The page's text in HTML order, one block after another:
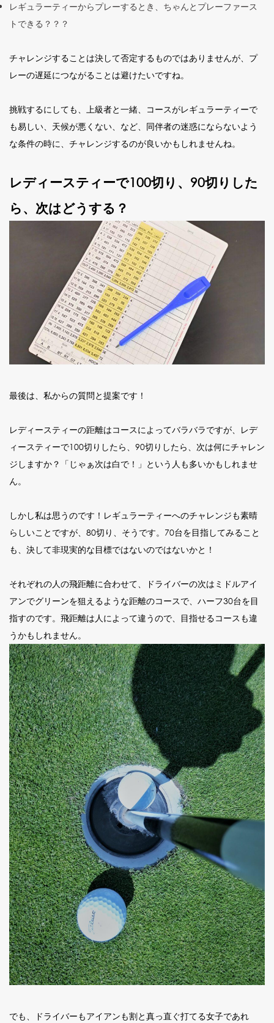
レギュラーティーからプレーするとき、ちゃんとプレーファース
トできる？？？
チャレンジすることは決して否定するものではありませんが、プ
レーの遅延につながることは避けたいですね。
挑戦するにしても、上級者と一緒、コースがレギュラーティーで
も易しい、天候が悪くない、など、同伴者の迷惑にならないよう
な条件の時に、チャレンジするのが良いかもしれませんね。
レディースティーで100切り、90切りした
ら、次はどうする？
最後は、私からの質問と提案です！
レディースティーの距離はコースによってバラバラですが、レデ
ィースティーで100切りしたら、90切りしたら、次は何にチャレン
ジしますか？「じゃぁ次は白で！」という人も多いかもしれませ
ん。
しかし私は思うのです！レギュラーティーへのチャレンジも素晴
らしいことですが、80切り、そうです。70台を目指してみること
も、決して非現実的な目標ではないのではないかと！
それぞれの人の飛距離に合わせて、ドライバーの次はミドルアイ
アンでグリーンを狙えるような距離のコースで、ハーフ30台を目
指すのです。飛距離は人によって違うので、目指せるコースも違
うかもしれません。
でも、ドライバーもアイアンも割と真っ直ぐ打てる女子であれ